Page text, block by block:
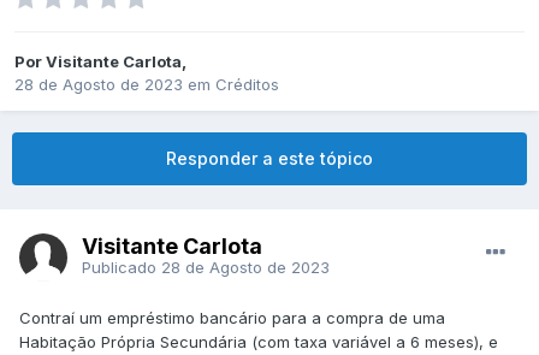
PorVisitante Carlota,
28 de Agosto de 2023 em Créditos
Responder a este tópico
Visitante Carlota
Publicado 28 de Agosto de 2023
Contraí um empréstimo bancário para a compra de uma
Habitação Própria Secundária (com taxa variável a 6 meses), e